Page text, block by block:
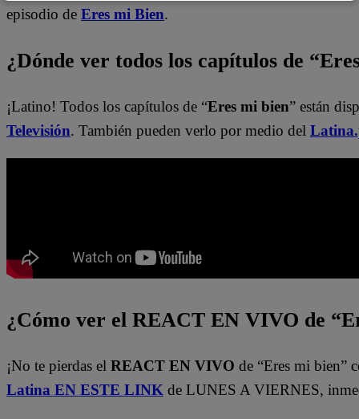
episodio de Eres mi Bien.
¿Dónde ver todos los capítulos de
¡Latino! Todos los capítulos de “Eres mi bien” están
Televisión. También pueden verlo por medio del
¿Cómo ver el REACT EN VIVO de
¡No te pierdas el REACT EN VIVO de “Eres mi bien”
Latina EN ESTE LINK de LUNES A VIERNES,